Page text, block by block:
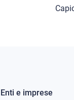
Enti e imprese